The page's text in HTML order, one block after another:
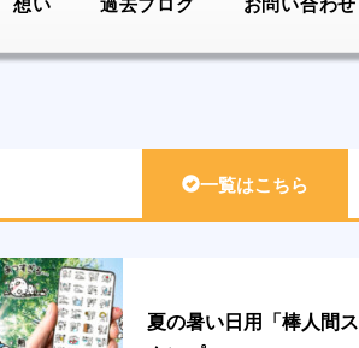
一覧はこちら
夏の暑い日用「棒人間ス